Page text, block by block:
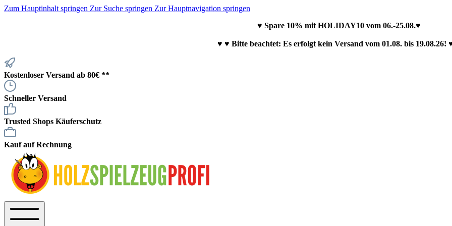
Zum Hauptinhalt springen Zur Suche springen Zur Hauptnavigation springen
♥ Spare 10% mit HOLIDAY10 vom 06.-25.08.♥
♥ ♥ Bitte beachtet: Es erfolgt kein Versand vom 01.08. bis 19.08.26!
Kostenloser Versand ab 80€ **
Schneller Versand
Trusted Shops Käuferschutz
Kauf auf Rechnung